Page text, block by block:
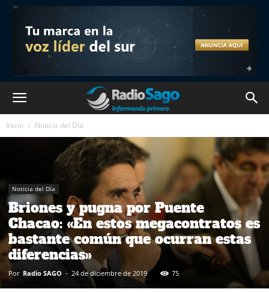
Inicio Noticia del Día
Noticia del Día
Briones y pugna por Puente
Chacao: «En estos megacontratos es
bastante común que ocurran estas
diferencias»
Por Radio SAGO - 24 de diciembre de 2019 75